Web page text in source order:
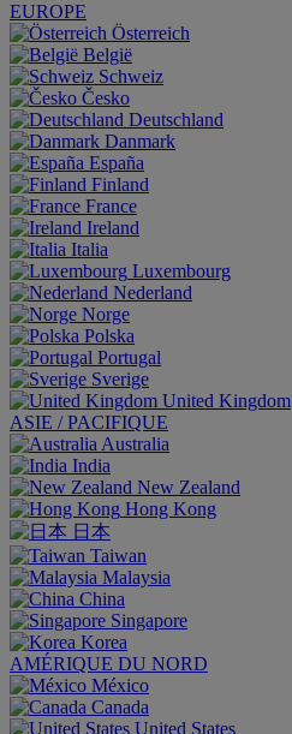
EUROPE
Österreich
België
Schweiz
Česko
Deutschland
Danmark
España
Finland
France
Ireland
Italia
Luxembourg
Nederland
Norge
Polska
Portugal
Sverige
United Kingdom
ASIE / PACIFIQUE
Australia
India
New Zealand
Hong Kong
日本
Taiwan
Malaysia
China
Singapore
Korea
AMÉRIQUE DU NORD
México
Canada
United States